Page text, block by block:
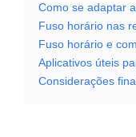
Como se adaptar
Fuso horário nas
Fuso horário e
Aplicativos úteis
Considerações